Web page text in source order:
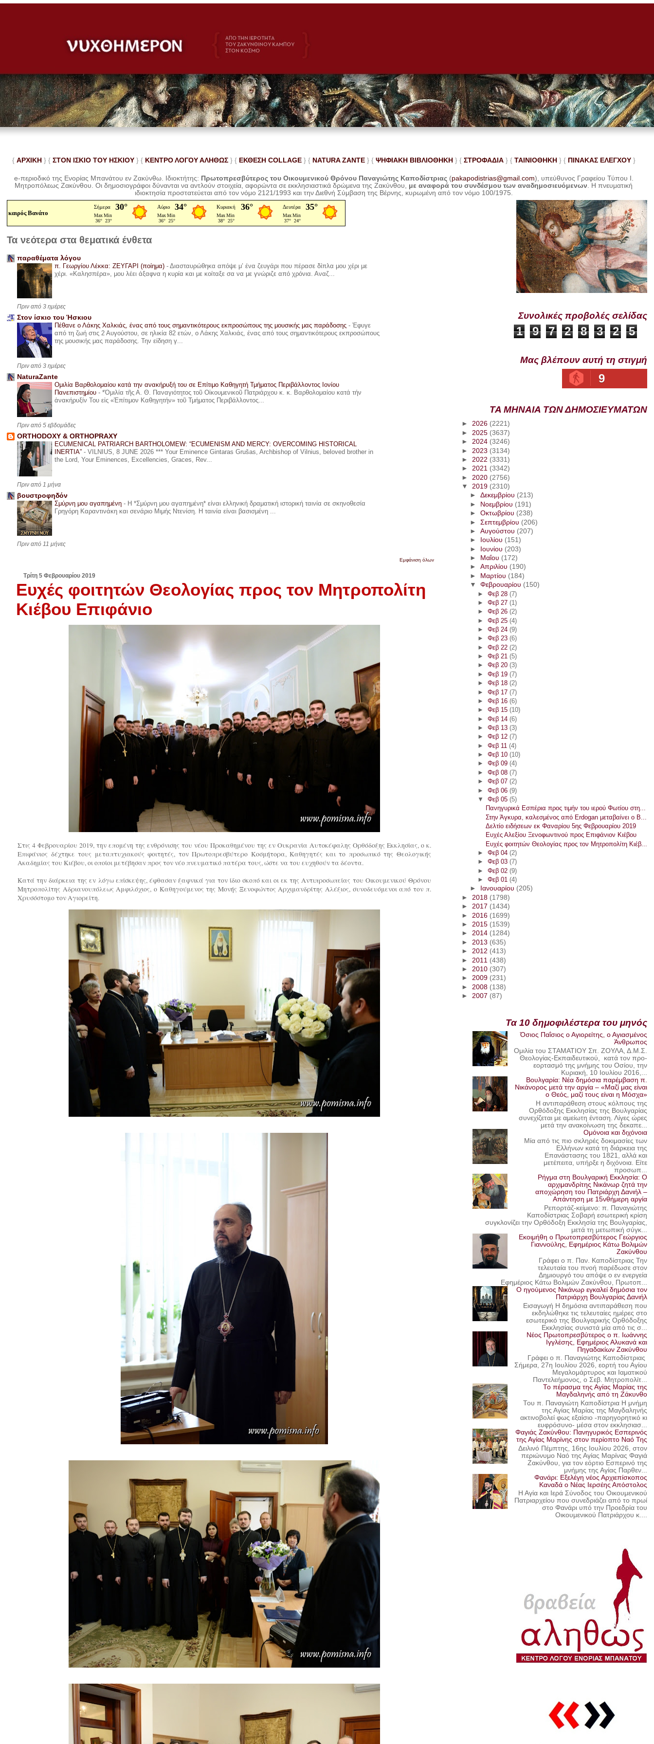
{ ΑΡΧΙΚΗ } { ΣΤΟΝ ΙΣΚΙΟ ΤΟΥ ΗΣΚΙΟΥ } { ΚΕΝΤΡΟ ΛΟΓΟΥ ΑΛΗΘΩΣ } { ΕΚΘΕΣΗ COLLAGE }{ NATURA ZANTE} { ΨΗΦΙΑΚΗ ΒΙΒΛΙΟΘΗΚΗ } { ΣΤΡΟΦΑΔΙΑ } { ΤΑΙΝΙΟΘΗΚΗ } { ΠΙΝΑΚΑΣ ΕΛΕΓΧΟΥ}
e-περιοδικό της Ενορίας Μπανάτου εν Ζακύνθω. Ιδιοκτήτης: Πρωτοπρεσβύτερος του Οικουμενικού Θρόνου Παναγιώτης Καποδίστριας (pakapodistrias@gmail.com), υπεύθυνος Γραφείου Τύπου Ι.
Μητροπόλεως Ζακύνθου.Οι δημοσιογράφοι δύνανται να αντλούν στοιχεία, αφορώντα σε εκκλησιαστικά δρώμενα της Ζακύνθου, με αναφορά του συνδέσμου των αναδημοσιευόμενων . Ηπνευματική
ιδιοκτησία προστατεύεται από τον νόμο 2121/1993 και την Διεθνή Σύμβαση της Βέρνης, κυρωμένη από τον νόμο 100/1975.
καιρός Βανάτο
Τα νεότερα στα θεματικά ένθετα
παραθέματα λόγου
π. Γεωργίου Λέκκα: ΖΕΥΓΑΡΙ (ποίημα) - Διασταυρώθηκα απόψε μ’ ένα ζευγάρι που πέρασε δίπλα μου χέρι με
χέρι. «Καλησπέρα», μου λέει άξαφνα η κυρία και με κοίταξε σα να με γνώριζε από χρόνια. Αναζ...
Πριν από 3 ημέρες
Στον ίσκιο του Ήσκιου
Πέθανε ο Λάκης Χαλκιάς, ένας από τους σημαντικότερους εκπροσώπους της μουσικής μας παράδοσης - Έφυγε
από τη ζωή στις 2 Αυγούστου, σε ηλικία 82 ετών, ο Λάκης Χαλκιάς, ένας από τους σημαντικότερους εκπροσώπους
της μουσικής μας παράδοσης. Την είδηση γ...
Πριν από 3 ημέρες
NaturaZante
Ομιλία Βαρθολομαίου κατά την ανακήρυξή του σε Επίτιμο Καθηγητή Τμήματος Περιβάλλοντος Ιονίου
Πανεπιστημίου - *Ὁμιλία τῆς Α. Θ. Παναγιότητος τοῦ Οἰκουμενικοῦ Πατριάρχου κ. κ. Βαρθολομαίου κατά τήν
ἀνακήρυξίν Του εἰς «Ἐπίτιμον Καθηγητήν» τοῦ Τμήματος Περιβάλλοντος...
Πριν από 5 εβδομάδες
ORTHODOXY & ORTHOPRAXY
ECUMENICAL PATRIARCH BARTHOLOMEW: “ECUMENISM AND MERCY: OVERCOMING HISTORICAL
INERTIA” - VILNIUS, 8 JUNE 2026 *** Your Eminence Gintaras Grušas, Archbishop of Vilnius, beloved brother in
the Lord, Your Eminences, Excellencies, Graces, Rev...
Πριν από 1 μήνα
βουστροφηδόν
Σμύρνη μου αγαπημένη - Η *Σμύρνη μου αγαπημένη* είναι ελληνική δραματική ιστορική ταινία σε σκηνοθεσία
Γρηγόρη Καραντινάκη και σενάριο Μιμής Ντενίση. Η ταινία είναι βασισμένη ...
Πριν από 11 μήνες
Εμφάνιση όλων
Τρίτη 5 Φεβρουαρίου 2019
Ευχές φοιτητών Θεολογίας προς τον Μητροπολίτη
Κιέβου Επιφάνιο
Στις 4 Φεβρουαρίου 2019, την επομένη της ενθρόνισης του νέου Προκαθημένου της εν Ουκρανία Αυτοκέφαλης Ορθόδοξης Εκκλησίας, ο κ.
Επιφάνιος δέχτηκε τους μεταπτυχιακούς φοιτητές, τον Πρωτοπρεσβύτερο Κοσμήτορα, Καθηγητές και το προσωπικό της Θεολογικής
Ακαδημίας του Κιέβου, οι οποίοι μετέβησαν προς τον νέο πνευματικό πατέρα τους, ώστε να του ευχηθούν τα δέοντα.
Κατά την διάρκεια της εν λόγω επίσκεψης, έφθασαν ξαφνικά για τον ίδιο σκοπό και οι εκ της Αντιπροσωπείας του Οικουμενικού Θρόνου
Μητροπολίτης Αδριανουπόλεως Αμφιλόχιος, ο Καθηγούμενος της Μονής Ξενοφώντος Αρχιμανδρίτης Αλέξιος, συνοδευόμενοι από τον π.
Χρυσόστομο τον Αγιορείτη.
Συνολικές προβολές σελίδας
1 9 7 2 8 3 2 5
Μας βλέπουν αυτή τη στιγμή
9
ΤΑ ΜΗΝΑΙΑ ΤΩΝ ΔΗΜΟΣΙΕΥΜΑΤΩΝ
►2026 (2221)
► 2025 (3637)
►2024 (3246)
► 2023 (3134)
► 2022 (3331)
►2021 (3342)
► 2020 (2756)
▼2019 (2310)
► Δεκεμβρίου (213)
►
Νοεμβρίου (191)
► Οκτωβρίου (238)
► Σεπτεμβρίου (206)
► Αυγούστου (207)
►
Ιουλίου (151)
► Ιουνίου (203)
►
Μαΐου (172)
► Απριλίου (190)
►
Μαρτίου (184)
▼ Φεβρουαρίου (150)
► Φεβ 28 (7)
► Φεβ 27 (1)
► Φεβ 26 (2)
► Φεβ 25 (4)
► Φεβ 24 (9)
► Φεβ 23 (6)
► Φεβ 22 (2)
► Φεβ 21 (5)
► Φεβ 20 (3)
► Φεβ 19 (7)
► Φεβ 18 (2)
► Φεβ 17 (7)
► Φεβ 16 (6)
► Φεβ 15 (10)
► Φεβ 14 (6)
► Φεβ 13 (3)
► Φεβ 12 (7)
► Φεβ 11 (4)
► Φεβ 10 (10)
► Φεβ 09 (4)
► Φεβ 08 (7)
► Φεβ 07 (2)
► Φεβ 06 (9)
▼ Φεβ 05 (5)
Πανηγυρικά Εσπέρια προς τιμήν του ιερού Φωτίου στη...
Στην Άγκυρα, καλεσμένος από Erdogan μεταβαίνει ο Β...
Δελτίο ειδήσεων εκ Φαναρίου 5ης Φεβρουαρίου 2019
Ευχές Αλεξίου Ξενοφωντινού προς Επιφάνιον Κιέβου
Ευχές φοιτητών Θεολογίας προς τον Μητροπολίτη Κιέβ...
► Φεβ 04 (2)
► Φεβ 03 (7)
► Φεβ 02 (9)
► Φεβ 01 (4)
►
Ιανουαρίου (205)
► 2018 (1798)
►2017 (1434)
► 2016 (1699)
►2015 (1539)
►2014 (1284)
► 2013 (635)
►2012 (413)
► 2011 (438)
► 2010 (307)
►2009 (231)
► 2008 (138)
►2007 (87)
Τα 10 δημοφιλέστερα του μηνός
Όσιος Παΐσιος ο Αγιορείτης, ο Αγιασμένος
Άνθρωπος
Ομιλία του ΣΤΑΜΑΤΙΟΥ Σπ. ΖΟΥΛΑ, Δ.Μ.Σ.
Θεολογίας-Εκπαιδευτικού, κατά τον προ-
εορτασμό της μνήμης του Οσίου, την
Κυριακή, 10 Ιουλίου 2016,...
Βουλγαρία: Νέα δημόσια παρέμβαση π.
Νικάνορος μετά την αργία – «Μαζί μας είναι
ο Θεός, μαζί τους είναι η Μόσχα»
Η αντιπαράθεση στους κόλπους της
Ορθόδοξης Εκκλησίας της Βουλγαρίας
συνεχίζεται με αμείωτη ένταση. Λίγες ώρες
μετά την ανακοίνωση της δεκαπε...
Ομόνοια και διχόνοια
Μία από τις πιο σκληρές δοκιμασίες των
Ελλήνων κατά τη διάρκεια της
Επανάστασης του 1821, αλλά και
μετέπειτα, υπήρξε η διχόνοια. Είτε
προσωπ...
Ρήγμα στη Βουλγαρική Εκκλησία: Ο
αρχιμανδρίτης Νικάνωρ ζητά την
αποχώρηση του Πατριάρχη Δανιήλ –
Απάντηση με 15νθήμερη αργία
Ρεπορτάζ-κείμενο: π. Παναγιώτης
Καποδίστριας Σοβαρή εσωτερική κρίση
συγκλονίζει την Ορθόδοξη Εκκλησία της Βουλγαρίας,
μετά τη μετωπική σύγκ...
Εκοιμήθη ο Πρωτοπρεσβύτερος Γεώργιος
Γιαννούλης, Εφημέριος Κάτω Βολιμών
Ζακύνθου
Γράφει ο π. Παν. Καποδίστριας Την
τελευταία του πνοή παρέδωσε στον
Δημιουργό του απόψε ο εν ενεργεία
Εφημέριος Κάτω Βολιμών Ζακύνθου, Πρωτοπ...
Ο ηγούμενος Νικάνωρ εγκαλεί δημόσια τον
Πατριάρχη Βουλγαρίας Δανιήλ
Εισαγωγή Η δημόσια αντιπαράθεση που
εκδηλώθηκε τις τελευταίες ημέρες στο
εσωτερικό της Βουλγαρικής Ορθόδοξης
Εκκλησίας συνιστά μία από τις σ...
Νέος Πρωτοπρεσβύτερος ο π. Ιωάννης
Ιγγλέσης, Εφημέριος Αλυκανά και
Πηγαδακίων Ζακύνθου
Γράφει ο π. Παναγιώτης Καποδίστριας
Σήμερα, 27η Ιουλίου 2026, εορτή του Αγίου
Μεγαλομάρτυρος και Ιαματικού
Παντελεήμονος, ο Σεβ. Μητροπολίτ...
Το πέρασμα της Αγίας Μαρίας της
Μαγδαληνής από τη Ζάκυνθο
Του π. Παναγιώτη Καποδίστρια Η μνήμη
της Αγίας Μαρίας της Μαγδαληνής
ακτινοβολεί φως εξαίσιο -παρηγορητικό κι
ευφρόσυνο- μέσα στον εκκλησιασ...
Φαγιάς Ζακύνθου: Πανηγυρικός Εσπερινός
της Αγίας Μαρίνης στον περίοπτο Ναό Της
Δειλινό Πέμπτης, 16ης Ιουλίου 2026, στον
περιώνυμο Ναό της Αγίας Μαρίνας Φαγιά
Ζακύνθου, για τον εόρτιο Εσπερινό της
μνήμης της Αγίας Παρθεν...
Φανάρι: Εξελέγη νέος Αρχιεπίσκοπος
Καναδά ο Νέας Ιερσέης Απόστολος
Η Αγία και Ιερά Σύνοδος του Οικουμενικού
Πατριαρχείου που συνεδριάζει από το πρωί
στο Φανάρι υπό την Προεδρία του
Οικουμενικού Πατριάρχου κ....